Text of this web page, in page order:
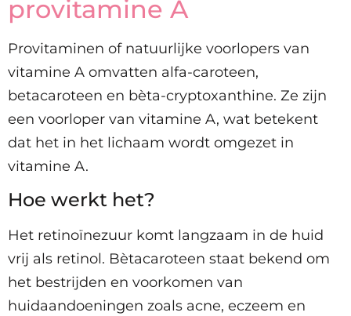
provitamine A
Provitaminen of natuurlijke voorlopers van
vitamine A omvatten alfa-caroteen,
betacaroteen en bèta-cryptoxanthine. Ze zijn
een voorloper van vitamine A, wat betekent
dat het in het lichaam wordt omgezet in
vitamine A.
Hoe werkt het?
Het retinoïnezuur komt langzaam in de huid
vrij als retinol. Bètacaroteen staat bekend om
het bestrijden en voorkomen van
huidaandoeningen zoals acne, eczeem en